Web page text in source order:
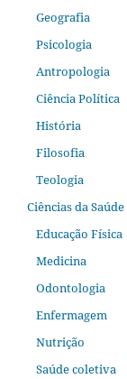
Geografia
Psicologia
Antropologia
Ciência Política
História
Filosofia
Teologia
Ciências da Saúde
Educação Física
Medicina
Odontologia
Enfermagem
Nutrição
Saúde coletiva